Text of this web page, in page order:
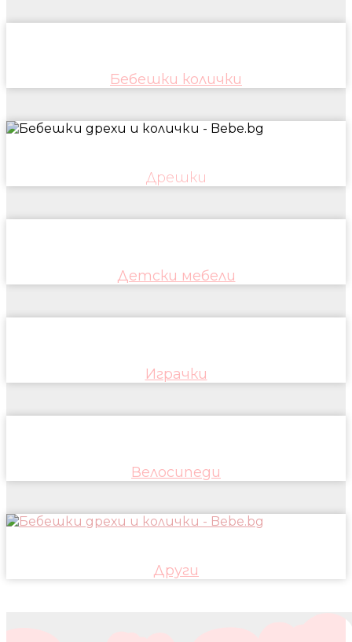
Бебешки колички
Дрешки
Детски мебели
Играчки
Велосипеди
Други